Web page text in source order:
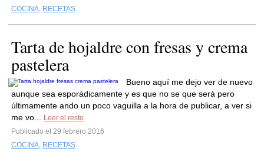
COCINA, RECETAS
Tarta de hojaldre con fresas y crema
pastelera
Bueno aquí me dejo ver de nuevo
aunque sea esporádicamente y es que no se que será pero
últimamente ando un poco vaguilla a la hora de publicar, a ver si
me vo...
Leer el resto
Publicado el 29 febrero 2016
COCINA, RECETAS